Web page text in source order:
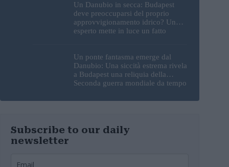
Un Danubio in secca: Budapest
deve preoccuparsi del proprio
approvvigionamento idrico? Un
esperto mette in luce un fatto
Un ponte fantasma emerge dal
Danubio: Una siccità estrema rivela
a Budapest una reliquia della
Seconda guerra mondiale da tempo
Subscribe to our daily
newsletter